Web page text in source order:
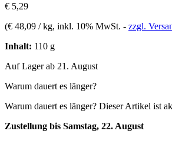
€ 5,29
(€ 48,09 / kg, inkl. 10% MwSt. - zzgl.
Inhalt: 110 g
Auf Lager ab 21. August
Warum dauert es länger?
Warum dauert es länger? Dieser Artikel ist
Zustellung bis Samstag, 22. August